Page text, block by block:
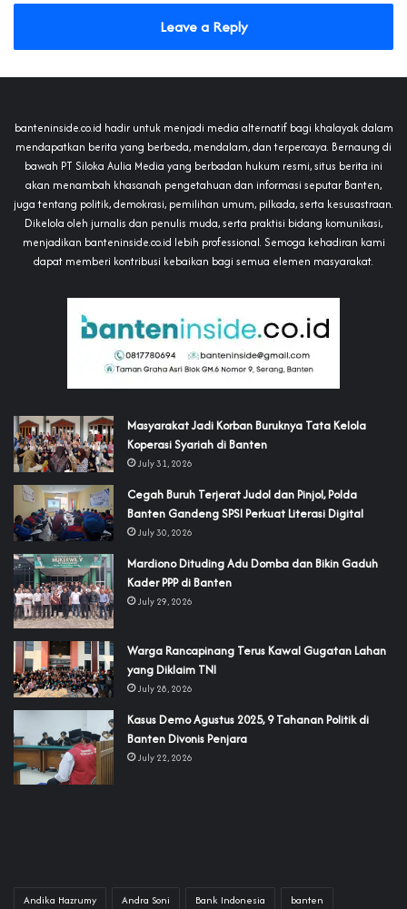
Leave a Reply
banteninside.co.id hadir untuk menjadi media alternatif bagi khalayak dalam
mendapatkan berita yang berbeda, mendalam, dan terpercaya. Bernaung di
bawah PT Siloka Aulia Media yang berbadan hukum resmi, situs berita ini
akan menambah khasanah pengetahuan dan informasi seputar Banten,
juga tentang politik, demokrasi, pemilihan umum, pilkada, serta kesusastraan.
Dikelola oleh jurnalis dan penulis muda, serta praktisi bidang komunikasi,
menjadikan banteninside.co.id lebih professional. Semoga kehadiran kami
dapat memberi kontribusi kebaikan bagi semua elemen masyarakat.
‎Masyarakat Jadi Korban Buruknya Tata Kelola
Koperasi Syariah di Banten
July 31, 2026
Cegah Buruh Terjerat Judol dan Pinjol, Polda
Banten Gandeng SPSI Perkuat Literasi Digital
July 30, 2026
‎Mardiono Dituding Adu Domba dan Bikin Gaduh
Kader PPP di Banten
July 29, 2026
‎Warga Rancapinang Terus Kawal Gugatan Lahan
yang Diklaim TNI‎‎
July 28, 2026
‎Kasus Demo Agustus 2025, 9 Tahanan Politik di
Banten Divonis Penjara
July 22, 2026
Andika Hazrumy Andra Soni Bank Indonesia banten